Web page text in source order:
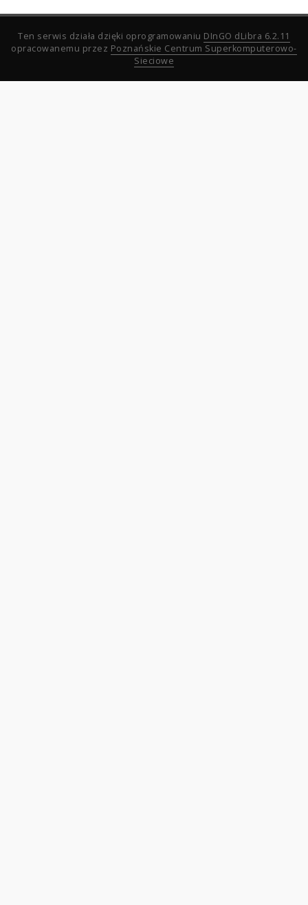
Ten serwis działa dzięki oprogramowaniu DInGO dLibra 6.2.11
opracowanemu przez Poznańskie Centrum Superkomputerowo-
Sieciowe